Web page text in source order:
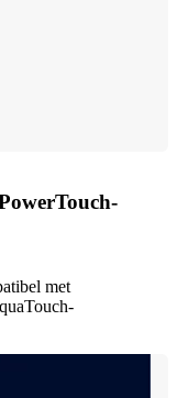
met